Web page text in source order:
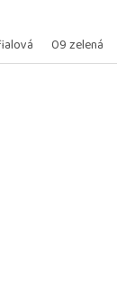
09 zelená